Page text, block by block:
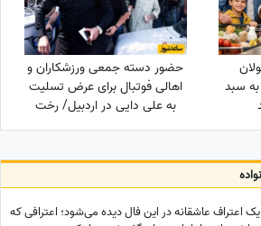
به سبد
حضور دسته جمعی ورزشکاران و
اهالی فوتبال برای عرض تسلیت
به علی دایی در اردبیل/ رخت
عزای شهریار فوتبال ایران در مقام
یک اعتراف عاشقانه در این فال دیده می‌شود؛ اعترافی که